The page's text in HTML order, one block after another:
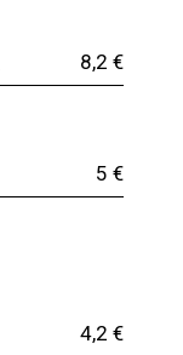
8,2 €
5 €
4,2 €